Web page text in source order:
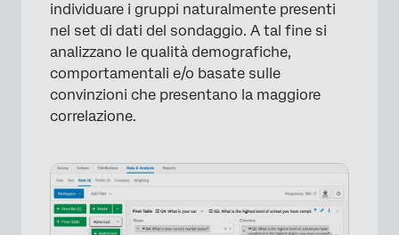
individuare i gruppi naturalmente presenti
nel set di dati del sondaggio. A tal fine si
analizzano le qualità demografiche,
comportamentali e/o basate sulle
convinzioni che presentano la maggiore
correlazione.